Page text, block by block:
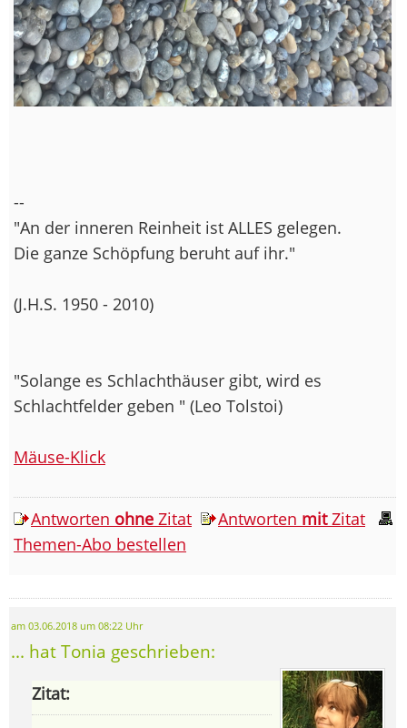
--
"An der inneren Reinheit ist ALLES gelegen.
Die ganze Schöpfung beruht auf ihr."
(J.H.S. 1950 - 2010)
"Solange es Schlachthäuser gibt, wird es
Schlachtfelder geben " (Leo Tolstoi)
Mäuse-Klick
Antworten ohne Zitat Antworten mitZitat
Themen-Abo bestellen
am 03.06.2018 um 08:22 Uhr
... hat Tonia geschrieben:
Zitat: